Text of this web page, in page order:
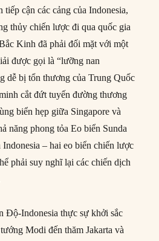
cận các cảng của Indonesia,
thủy chiến lược đi qua quốc gia
Kinh đã phải đối mặt với một
được gọi là “lưỡng nan
dễ bị tổn thương của Trung Quốc
cắt đứt tuyến đường thương
biển hẹp giữa Singapore và
năng phong tỏa Eo biển Sunda
– hai eo biển chiến lược
phải suy nghĩ lại các chiến dịch
Độ-Indonesia thực sự khởi sắc
Modi đến thăm Jakarta và